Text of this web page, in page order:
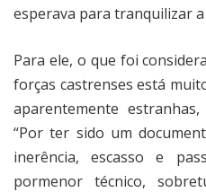
esperava para tranquilizar a
Para ele, o que foi
forças castrenses está
aparentemente
“Por ter sido um
inerência, escasso e
pormenor técnico,